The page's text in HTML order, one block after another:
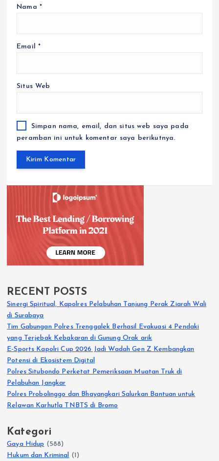
Nama *
Email *
Situs Web
Simpan nama, email, dan situs web saya pada
peramban ini untuk komentar saya berikutnya.
RECENT POSTS
Sinergi Spiritual, Kapolres Pelabuhan Tanjung Perak Ziarah Wali
di Surabaya
Tim Gabungan Polres Trenggalek Berhasil Evakuasi 4 Pendaki
yang Terjebak Kebakaran di Gunung Orak arik
E-Sports Kapolri Cup 2026 Jadi Wadah Gen Z Kembangkan
Potensi di Ekosistem Digital
Polres Situbondo Perketat Pemeriksaan Muatan Truk di
Pelabuhan Jangkar
Polres Probolinggo dan Bhayangkari Salurkan Bantuan untuk
Relawan Karhutla TNBTS di Bromo
Kategori
Gaya Hidup (588)
Hukum dan Kriminal (1)